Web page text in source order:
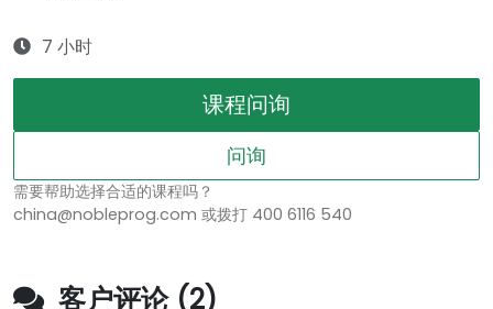
7 小时
课程问询
问询
需要帮助选择合适的课程吗？
china@nobleprog.com 或拨打 400 6116 540
客户评论 (2)